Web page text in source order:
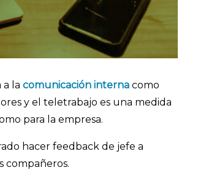
a la comunicación interna como
y el teletrabajo es una medida
para la empresa.
hacer feedback de jefe a
compañeros.